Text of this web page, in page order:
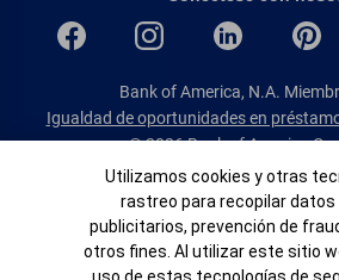
Bank of America, N.A.
Igualdad de oportunidades en
© 2026 Bank of America
Todos Los Derechos
Patente:
Banner de Cookies
Utilizamos cookies y otras
rastreo para recopilar datos
publicitarios, prevención de
otros fines. Al utilizar este sitio